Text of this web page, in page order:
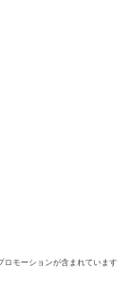
ロモーションが含まれています